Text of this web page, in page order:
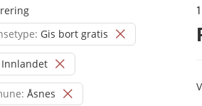
Gis bort gratis
Innlandet
Åsnes